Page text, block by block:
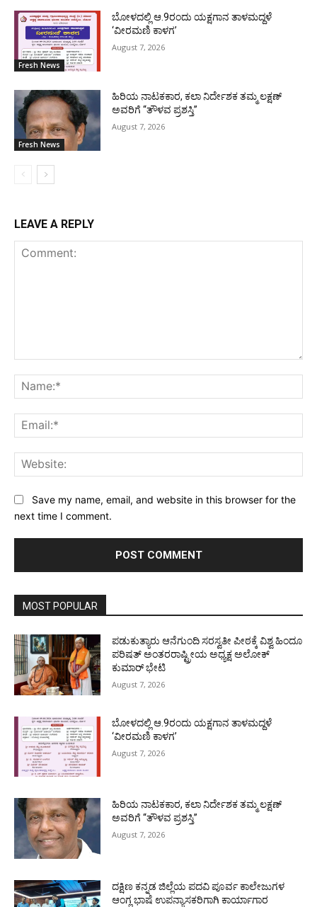
Fresh News
ಬೋಳದಲ್ಲಿ ಆ.9ರಂದು ಯಕ್ಷಗಾನ ತಾಳಮದ್ದಳೆ
‘ವೀರಮಣಿ ಕಾಳಗ’
August 7, 2026
Fresh News
ಹಿರಿಯ ನಾಟಕಕಾರ, ಕಲಾ ನಿರ್ದೇಶಕ ತಮ್ಮ ಲಕ್ಷಣ್
ಅವರಿಗೆ “ತೌಳವ ಪ್ರಶಸ್ತಿ”
August 7, 2026
LEAVE A REPLY
Save my name, email, and website in this browser for the
next time I comment.
MOST POPULAR
ಪಡುಕುತ್ಯಾರು ಆನೆಗುಂದಿ ಸರಸ್ವತೀ ಪೀಠಕ್ಕೆ ವಿಶ್ವ ಹಿಂದೂ
ಪರಿಷತ್ ಅಂತರರಾಷ್ಟ್ರೀಯ ಅಧ್ಯಕ್ಷ ಅಲೋಕ್
ಕುಮಾರ್ ಭೇಟಿ
August 7, 2026
ಬೋಳದಲ್ಲಿ ಆ.9ರಂದು ಯಕ್ಷಗಾನ ತಾಳಮದ್ದಳೆ
‘ವೀರಮಣಿ ಕಾಳಗ’
August 7, 2026
ಹಿರಿಯ ನಾಟಕಕಾರ, ಕಲಾ ನಿರ್ದೇಶಕ ತಮ್ಮ ಲಕ್ಷಣ್
ಅವರಿಗೆ “ತೌಳವ ಪ್ರಶಸ್ತಿ”
August 7, 2026
ದಕ್ಷಿಣ ಕನ್ನಡ ಜಿಲ್ಲೆಯ ಪದವಿ ಪೂರ್ವ ಕಾಲೇಜುಗಳ
ಆಂಗ್ಲ ಭಾಷೆ ಉಪನ್ಯಾಸಕರಿಗಾಗಿ ಕಾರ್ಯಾಗಾರ